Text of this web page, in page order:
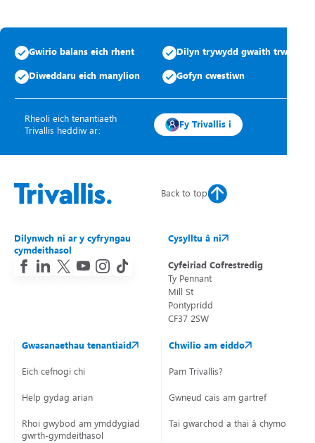
Gwirio balans eich rhent Dilyn trywydd gwaith trwsio
Diweddaru eich manylion Gofyn cwestiwn
Rheoli eich tenantiaeth
Trivallis heddiw ar:
Fy Trivallis i
Back to top
Dilynwch ni ar y cyfryngau
cymdeithasol
Cysylltu â ni
Cyfeiriad Cofrestredig
Ty Pennant
Mill St
Pontypridd
CF37 2SW
Gwasanaethau tenantiaid
Eich cefnogi chi
Help gydag arian
Rhoi gwybod am ymddygiad
gwrth-gymdeithasol
Chwilio am eiddo
Pam Trivallis?
Gwneud cais am gartref
Tai gwarchod a thai â chymorth